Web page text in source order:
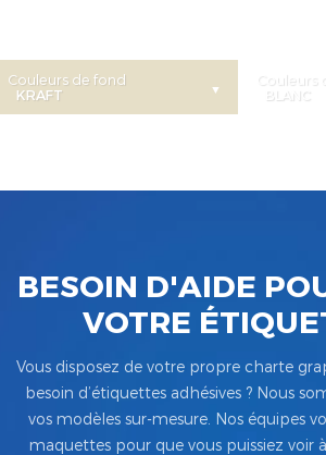
Couleurs de fond Couleurs
BESOIN D'AIDE
VOTRE
Vous disposez de votre propre charte
besoin d’étiquettes adhésives ? Nous
vos modèles sur-mesure. Nos équipes
maquettes pour que vous puissiez voir